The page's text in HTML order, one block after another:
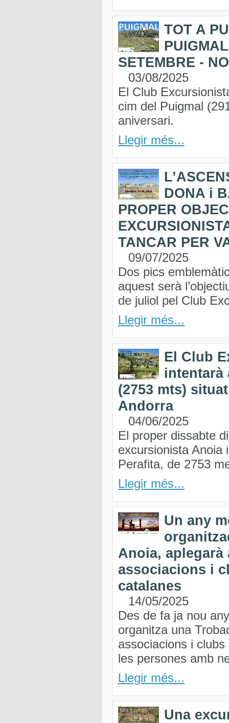
TOT A
SETEMBRE -
03/08/2025
El Club
cim del Puigmal
aniversari.
Llegir més...
DONA i
PROPER
TANCAR PER
09/07/2025
Dos pics
aquest serà
de juliol pel Club
Llegir més...
El Club
intentarà
(2753 mts)
Andorra
04/06/2025
El proper dissabte
excursionista Anoia
Perafita, de 2753
Llegir més...
Un any
Anoia, aplegarà
associacions i
catalanes
14/05/2025
Des de fa ja nou
organitza una
associacions i
les persones amb
Llegir més...
Una